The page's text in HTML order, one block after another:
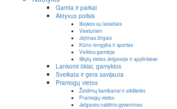
Gamta ir parkai
Aktyvus poilsis
Išvykos su laiveliais
Veeturism
Jojimas žirgais
Kūno rengyba ir sportas
Veiklos gamtoje
Iškylų vietos Jelgavoje ir apylinkėse
Lankomi ūkiai, gamyklos
Sveikata ir gera savijauta
Pramogų vietos
Žaidimų kambariai ir aikštelės
Pramogų vietos
Jelgavos naktinis gyvenimas